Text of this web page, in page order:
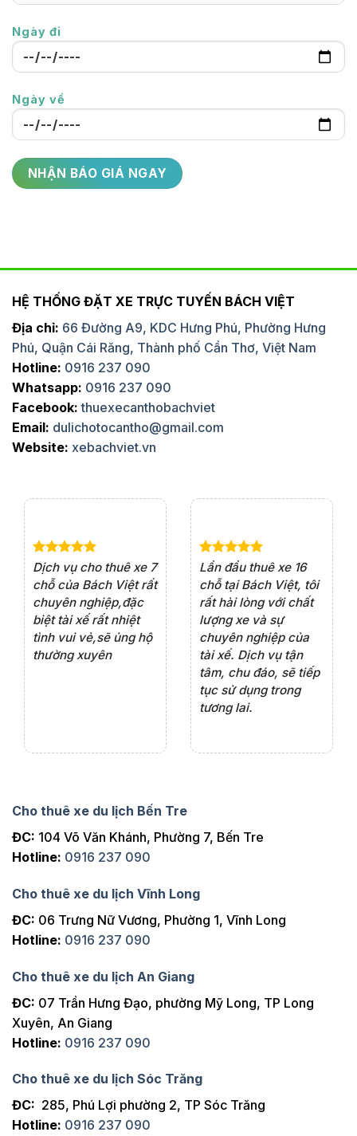
Ngày đi
Ngày về
HỆ THỐNG ĐẶT XE TRỰC TUYẾN BÁCH VIỆT
Địa chỉ: 66 Đường A9, KDC Hưng Phú, Phường Hưng
Phú, Quận Cái Răng, Thành phố Cần Thơ, Việt Nam
Hotline: 0916 237 090
Whatsapp: 0916 237 090
Facebook: thuexecanthobachviet
Email: dulichotocantho@gmail.com
Website: xebachviet.vn
Dịch vụ cho thuê xe 7
chỗ của Bách Việt rất
chuyên nghiệp,đặc
biệt tài xế rất nhiệt
tình vui vẻ,sẽ ủng hộ
thường xuyên
Lần đầu thuê xe 16
chỗ tại Bách Việt, tôi
rất hài lòng với chất
lượng xe và sự
chuyên nghiệp của
tài xế. Dịch vụ tận
tâm, chu đáo, sẽ tiếp
tục sử dụng trong
tương lai.
Cho thuê xe du lịch Bến Tre
ĐC: 104 Võ Văn Khánh, Phường 7, Bến Tre
Hotline: 0916 237 090
Cho thuê xe du lịch Vĩnh Long
ĐC: 06 Trưng Nữ Vương, Phường 1, Vĩnh Long
Hotline: 0916 237 090
Cho thuê xe du lịch An Giang
ĐC: 07 Trần Hưng Đạo, phường Mỹ Long, TP Long
Xuyên, An Giang
Hotline: 0916 237 090
Cho thuê xe du lịch Sóc Trăng
ĐC: 285, Phú Lợi phường 2, TP Sóc Trăng
Hotline: 0916 237 090